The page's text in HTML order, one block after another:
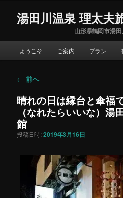
湯田川温泉 理太夫
山形県鶴岡市湯
ようこそ ご案内 プラン
投
ナ
ビ
ゲ
ー
シ
ョ
← 前へ
晴れの日は縁台と傘福
（なれたらいいな）湯
館
投稿日時:2019年3月16日